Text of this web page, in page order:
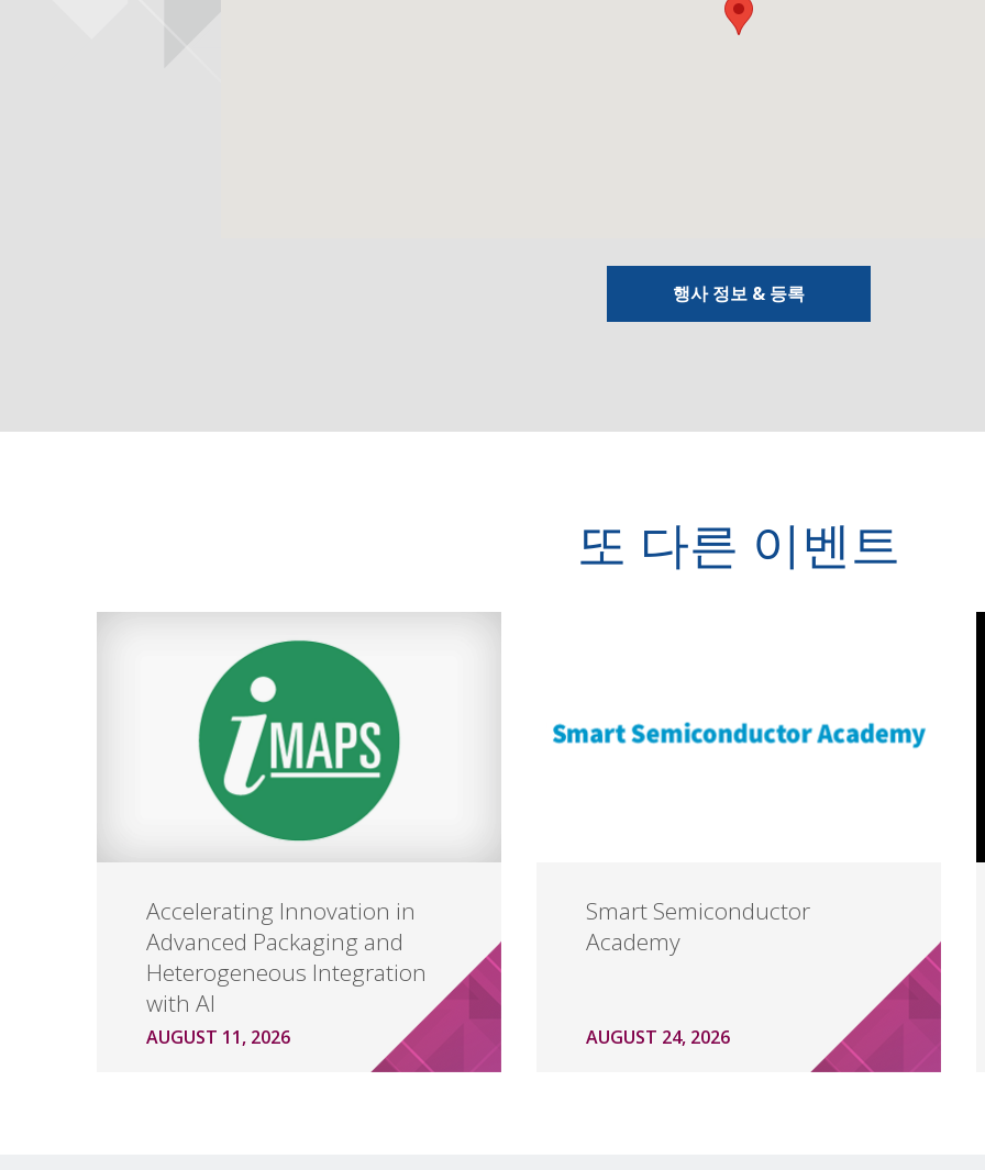
행사 정보 & 등록
또 다른 이벤트
Accelerating Innovation in
Advanced Packaging and
Heterogeneous Integration
with AI
AUGUST 11, 2026
Smart Semiconductor
Academy
AUGUST 24, 2026